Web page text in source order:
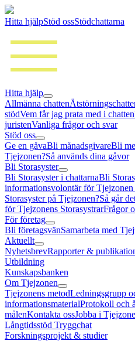
Hitta hjälpStöd ossStödchattarna
Hitta hjälp
Allmänna chatten
stödVem får jag prata med i
juristenVanliga frågor och svar
Stöd oss
Ge en gåvaBli månadsgivareBli
Tjejzonen?Så används dina gåvor
Bli Storasyster
Bli Storasyster i chattarnaBli
informationsvolontär för
Storasyster på Tjejzonen?Så går
för Tjejzonens StorasystrarFrågor
För företag
Bli företagsvänSamarbeta med
Aktuellt
NyhetsbrevRapporter &
Utbildning
Kunskapsbanken
Om Tjejzonen
Tjejzonens metodLedningsgrupp
informationsmaterialProtokoll och
målenKontakta ossJobba i
Långtidsstöd Tryggchat
Forskningsprojekt & studier